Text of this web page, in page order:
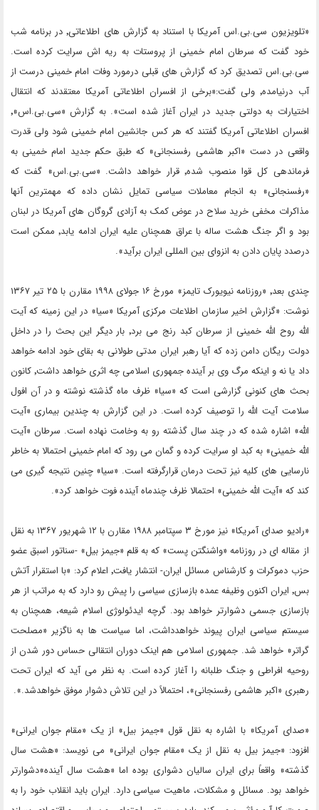
«تلویزیون سی.بی.اس آمریکا با استناد به گزارش های اطلاعاتی٬ در برنامه شب
خود گفت که سرطان امام خمینی از پروستات به ریه اش سرایت کرده است.
سی.بی.اس تصدیق کرد که گزارش های قبلی درمورد وفات امام خمینی درست از
آب درنیامده٬ ولی گفت:«برخی از افسران اطلاعاتی آمریکا معتقدند که انتقال
اختیارات به دولتی جدید در ایران آغاز شده است». به گزارش «سی.بی.اس»٬
افسران اطلاعاتی آمریکا گفتند که هر کس جانشین امام خمینی شود ولی قدرت
واقعی در دست «اکبر هاشمی رفسنجانی» که طبق حکم جدید امام خمینی به
فرماندهی کل قوا منصوب شده٬ قرار خواهد داشت. «سی.بی.اس» گفت که
«رفسنجانی» به انجام معاملات سیاسی تمایل نشان داده که مهمترین آنها
مذاکرات مخفی خرید سلاح در عوض کمک به آزادی گروگان های آمریکا در لبنان
بود و اگر جنگ هشت ساله با عراق همچنان علیه ایران ادامه یابد٬ ممکن است
درصدد پایان دادن به انزوای بین المللی ایران برآید».
چندی بعد٬ «روزنامه نیویورک تایمز» مورخ ۱۶ جولای ۱۹۹۸ مقارن با ۲۵ تیر ۱۳۶۷
نوشت: «گزارش اخیر سازمان اطلاعات مرکزی آمریکا «سیا» در این زمینه که آیت
الله روح الله خمینی از سرطان کبد رنج می برد٬ بار دیگر این بحث را در داخل
دولت ریگان دامن زده که آیا رهبر ایران مدتی طولانی به بقای خود ادامه خواهد
داد یا نه و اینکه مرگ وی بر آینده جمهوری اسلامی چه اثری خواهد داشت٬ کانون
بحث های کنونی گزارشی است که «سیا» ظرف ماه گذشته نوشته و در آن افول
سلامت آیت الله را توصیف کرده است. در این گزارش به چندین بیماری «آیت
الله» اشاره شده که در چند سال گذشته رو به وخامت نهاده است. سرطان «آیت
الله خمینی» به کبد او سرایت کرده و گمان می رود که امام خمینی احتمالا به خاطر
نارسایی های کلیه نیز تحت درمان قرارگرفته است. «سیا» چنین نتیجه گیری می
کند که «آیت الله خمینی» احتمالا ظرف چندماه آینده فوت خواهد کرد».
«رادیو صدای آمریکا» نیز مورخ ۳ سپتامبر ۱۹۸۸ مقارن با ۱۲ شهریور ۱۳۶۷ به نقل
از مقاله ای در روزنامه «واشنگتن پست» که به قلم «جیمز بیل» -سناتور اسبق عضو
حزب دموکرات و کارشناس مسائل ایران- انتشار یافت٬ اعلام کرد: «با استقرار آتش
بس٬ ایران اکنون وظیفه عمده بازسازی سیاسی را پیش رو دارد که به مراتب از هر
بازسازی جسمی دشوارتر خواهد بود. گرچه ایدئولوژی اسلام شیعه، همچنان به
سیستم سیاسی ایران پیوند خواهدداشت، اما سیاست‌ ها به ناگزیر «مصلحت
گراتر» خواهد شد. جمهوری اسلامی هم اینک دوران انتقالی حساس دور شدن از
روحیه افراطی و جنگ طلبانه را آغاز کرده است. به نظر می آید که ایران تحت
رهبری «اکبر هاشمی رفسنجانی»، احتمالاً در این تلاش دشوار موفق خواهدشد.».
«صدای آمریکا» با اشاره به نقل قول «جیمز بیل» از یک «مقام جوان ایرانی»
افزود: «جیمز بیل به نقل از یک «مقام جوان ایرانی» می نویسد: «هشت سال
گذشته» واقعاً برای ایران سالیان دشواری بوده اما «هشت سال آینده»دشوارتر
خواهد بود. مسائل و مشکلات، ماهیت سیاسی دارد. ایران باید انقلاب خود را به